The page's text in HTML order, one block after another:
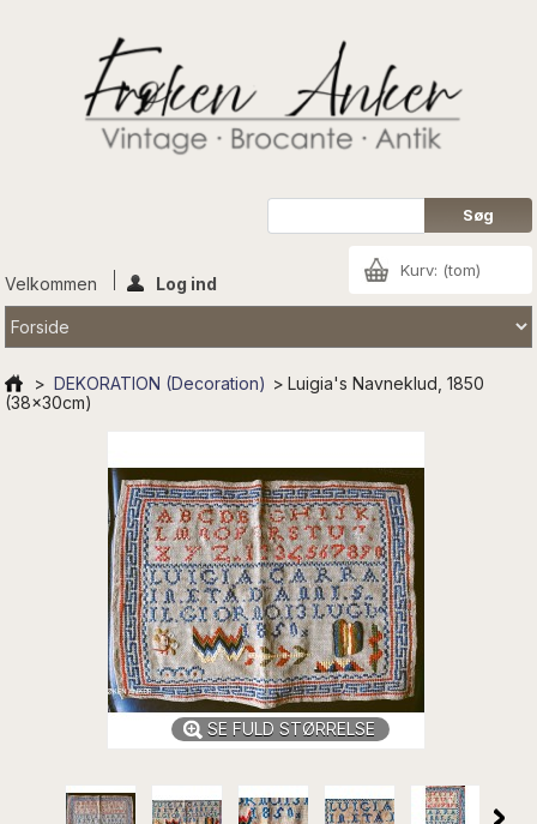
Kurv: (tom)
Velkommen Log ind
> DEKORATION (Decoration) > Luigia's Navneklud, 1850
(38x30cm)
SE FULD STØRRELSE